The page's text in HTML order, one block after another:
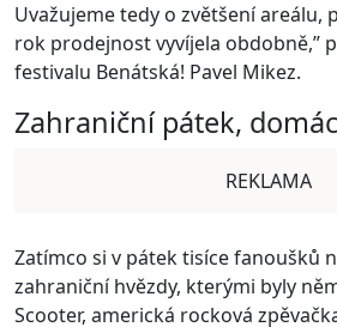
Uvažujeme tedy o zvětšení areálu,
rok prodejnost vyvíjela obdobně,”
festivalu Benátská! Pavel Mikez.
Zahraniční pátek,
REKLAMA
Zatímco si v pátek tisíce fanoušků
zahraniční hvězdy, kterými byly
Scooter, americká rocková